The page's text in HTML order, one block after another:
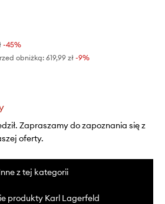
-45%
obniżką: 619,99 zł -9%
Zapraszamy do zapoznania się z
oferty.
z tej kategorii
produkty Karl Lagerfeld